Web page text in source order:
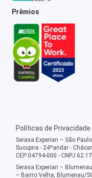
Prêmios
Políticas de Privacidade
Serasa Experian – São
Sucupira - 24ºandar -
CEP:04794-000 - CNPJ
Serasa Experian –
– Bairro Velha, Blumenau/